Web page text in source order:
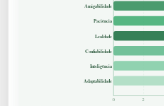
0 2
Amigabilidade
Paciência
Lealdade
Confiabilidade
Inteligência
Adaptabilidade